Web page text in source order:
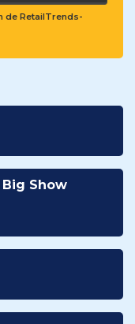
de RetailTrends-
Big Show